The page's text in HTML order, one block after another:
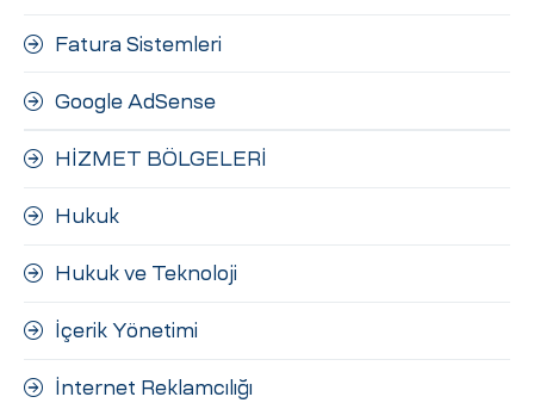
Fatura Sistemleri
Google AdSense
HİZMET BÖLGELERİ
Hukuk
Hukuk ve Teknoloji
İçerik Yönetimi
İnternet Reklamcılığı